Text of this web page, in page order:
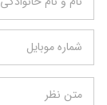
شماره موبایل
متن نظر